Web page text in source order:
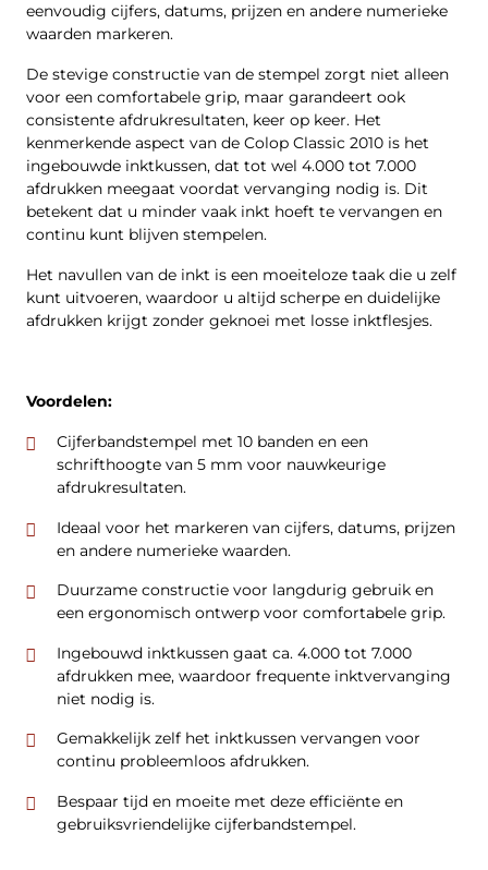
eenvoudig cijfers, datums, prijzen en andere numerieke
waarden markeren.
De stevige constructie van de stempel zorgt niet alleen
voor een comfortabele grip, maar garandeert ook
consistente afdrukresultaten, keer op keer. Het
kenmerkende aspect van de Colop Classic 2010 is het
ingebouwde inktkussen, dat tot wel 4.000 tot 7.000
afdrukken meegaat voordat vervanging nodig is. Dit
betekent dat u minder vaak inkt hoeft te vervangen en
continu kunt blijven stempelen.
Het navullen van de inkt is een moeiteloze taak die u zelf
kunt uitvoeren, waardoor u altijd scherpe en duidelijke
afdrukken krijgt zonder geknoei met losse inktflesjes.
Voordelen:
Cijferbandstempel met 10 banden en een
schrifthoogte van 5 mm voor nauwkeurige
afdrukresultaten.
Ideaal voor het markeren van cijfers, datums, prijzen
en andere numerieke waarden.
Duurzame constructie voor langdurig gebruik en
een ergonomisch ontwerp voor comfortabele grip.
Ingebouwd inktkussen gaat ca. 4.000 tot 7.000
afdrukken mee, waardoor frequente inktvervanging
niet nodig is.
Gemakkelijk zelf het inktkussen vervangen voor
continu probleemloos afdrukken.
Bespaar tijd en moeite met deze efficiënte en
gebruiksvriendelijke cijferbandstempel.